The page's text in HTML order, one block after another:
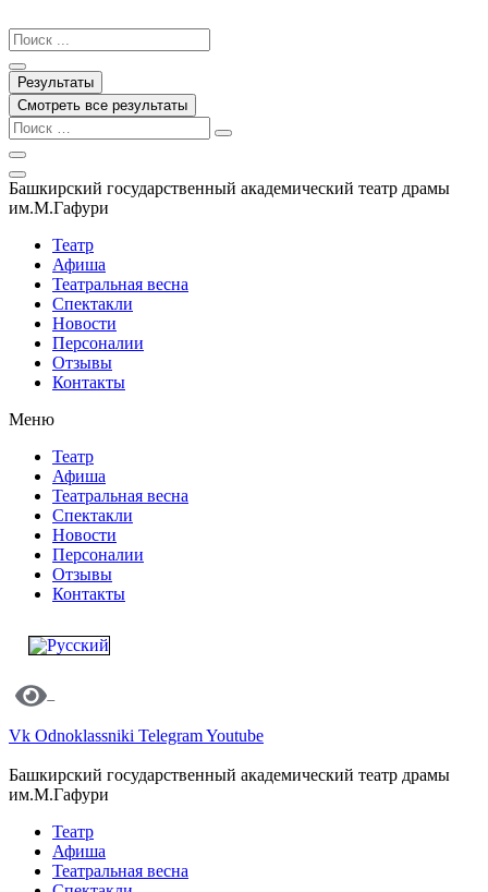
к
содержимому
Search
...
Результаты
Смотреть все результаты
Башкирский государственный академический театр драмы
им.М.Гафури
Театр
Афиша
Театральная весна
Спектакли
Новости
Персоналии
Отзывы
Контакты
Меню
Театр
Афиша
Театральная весна
Спектакли
Новости
Персоналии
Отзывы
Контакты
Vk Odnoklassniki TelegramYoutube
Башкирский государственный академический театр драмы
им.М.Гафури
Театр
Афиша
Театральная весна